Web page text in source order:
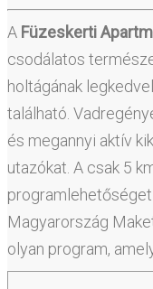
A Füzeskerti
csodálatos
holtágának
található.
és megannyi aktív
utazókat. A csak 5
programlehetőséget
Magyarország
olyan program,